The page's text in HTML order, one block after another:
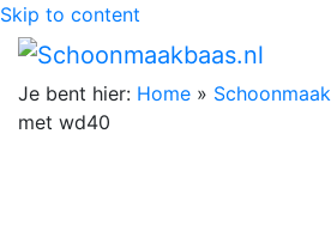
Skip to content
Je bent hier: Home » Schoonmaak
met wd40